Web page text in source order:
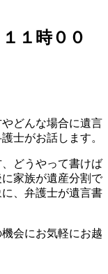
１時００
どんな場合に遺言
士がお話します。
どうやって書けば
家族が遺産分割で
、弁護士が遺言書
会にお気軽にお越